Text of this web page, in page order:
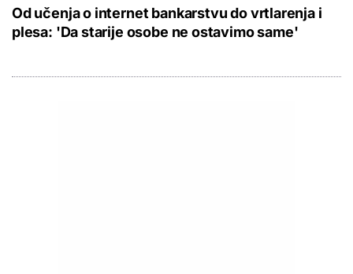
Od učenja o internet bankarstvu do vrtlarenja i
plesa: 'Da starije osobe ne ostavimo same'